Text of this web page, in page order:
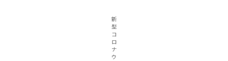
新
型
コ
ロ
ナ
ウ